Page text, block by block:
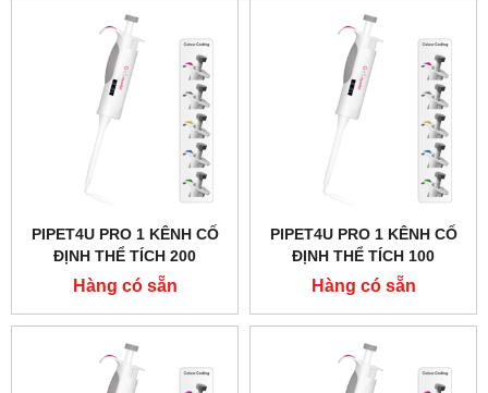
PIPET4U PRO 1 KÊNH CỐ
ĐỊNH THỂ TÍCH 200
MICROLIT HÃNG AHN -
ĐỨC
Hàng có sẵn
PIPET4U PRO 1 KÊNH CỐ
ĐỊNH THỂ TÍCH 100
MICROLIT HÃNG AHN -
ĐỨC
Hàng có sẵn